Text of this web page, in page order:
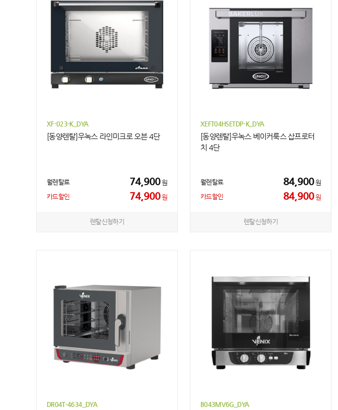
XF-023-K_DYA
[동양렌탈]우녹스 라인미크로 오븐 4단
월렌탈료 74,900원
카드할인
74,900원
렌탈신청하기
XEFT04HSETDP-K_DYA
[동양렌탈]우녹스 베이커룩스 삽프로터
치 4단
월렌탈료 84,900원
카드할인
84,900원
렌탈신청하기
DR04T-4634_DYA B043MV6G_DYA